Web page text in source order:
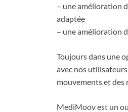
– une amélioration
adaptée
– une amélioration
Toujours dans une
avec nos
mouvements et des
MediMoov est un